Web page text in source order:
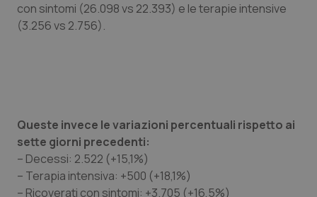
Marche
Provincia Autonoma di Bolzano
Provincia Autonoma di Trento
Donna & Salute
Infezioni & Febbre
Ipertensione & Scompenso
con sintomi (26.098 vs 22.393) e le terapie intensive
(3.256 vs 2.756).
Queste invece le variazioni percentuali rispetto ai
sette giorni precedenti:
– Decessi: 2.522 (+15,1%)
– Terapia intensiva: +500 (+18,1%)
– Ricoverati con sintomi: +3.705 (+16,5%)